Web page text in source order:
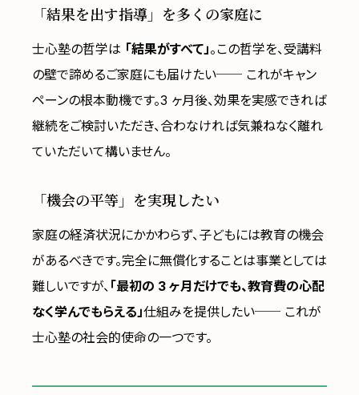
「結果を出す指導」を多くの家庭に
士心塾の哲学は 「結果がすべて」。この哲学を、受講料
の壁で諦めるご家庭にも届けたい── これがキャン
ペーンの根本動機です。3 ヶ月後、効果を実感できれば
継続をご検討いただき、合わなければ気兼ねなく離れ
ていただいて構いません。
「機会の平等」を実現したい
家庭の経済状況にかかわらず、子どもには教育の機会
があるべきです。完全に無償化することは事業としては
難しいですが、 「最初の 3 ヶ月だけでも、教育費の心配
なく学んでもらえる」仕組みを提供したい── これが
士心塾の社会的使命の一つです。